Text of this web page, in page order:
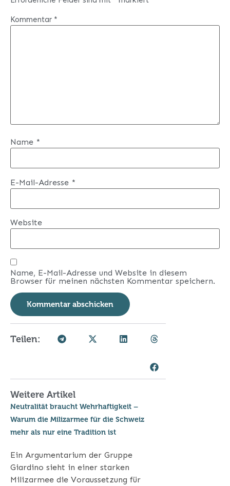
Kommentar *
Name *
E-Mail-Adresse *
Website
Name, E-Mail-Adresse und Website in diesem
Browser für meinen nächsten Kommentar speichern.
Teilen:
Weitere Artikel
Neutralität braucht Wehrhaftigkeit –
Warum die Milizarmee für die Schweiz
mehr als nur eine Tradition ist
Ein Argumentarium der Gruppe
Giardino sieht in einer starken
Milizarmee die Voraussetzung für